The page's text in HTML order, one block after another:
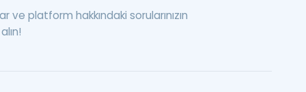
ve platform hakkındaki sorularınızın